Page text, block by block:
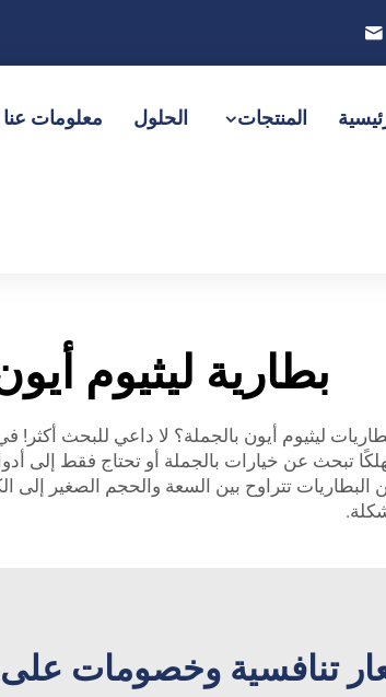
المنتجات الحلول معلومات عنا
بطارية ليثيوم
تتراوح بين السعة والحجم الصغير إلى
تنافسية وخصومات على